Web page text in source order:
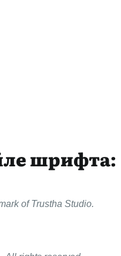
шрифта:
of Trustha Studio.